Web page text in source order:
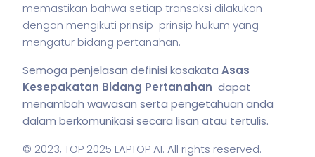
memastikan bahwa setiap transaksi dilakukan
dengan mengikuti prinsip-prinsip hukum yang
mengatur bidang pertanahan.
Semoga penjelasan definisi kosakata Asas
Kesepakatan Bidang Pertanahan dapat
menambah wawasan serta pengetahuan anda
dalam berkomunikasi secara lisan atau tertulis.
© 2023, TOP 2025 LAPTOP AI. All rights reserved.